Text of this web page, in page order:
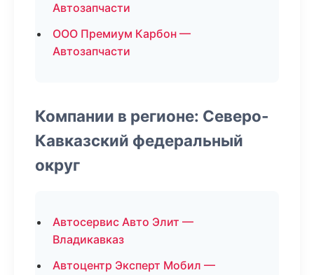
Автозапчасти
ООО Премиум Карбон —
Автозапчасти
Компании в регионе: Северо-
Кавказский федеральный
округ
Автосервис Авто Элит —
Владикавказ
Автоцентр Эксперт Мобил —